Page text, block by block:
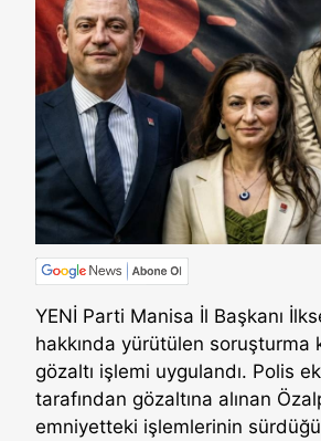
YENİ Parti Manisa İl Başkanı
hakkında yürütülen soruşturma
gözaltı işlemi uygulandı. Polis
tarafından gözaltına alınan
emniyetteki işlemlerinin